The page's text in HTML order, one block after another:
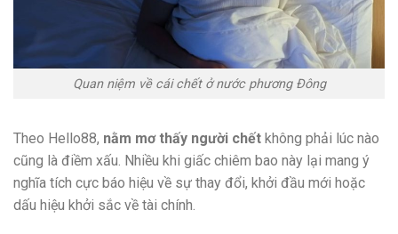
Quan niệm về cái chết ở nước phương Đông
Theo Hello88, nằm mơ thấy người chết không phải lúc nào
cũng là điềm xấu. Nhiều khi giấc chiêm bao này lại mang ý
nghĩa tích cực báo hiệu về sự thay đổi, khởi đầu mới hoặc
dấu hiệu khởi sắc về tài chính.